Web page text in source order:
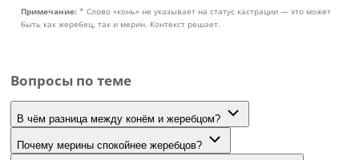
Примечание: * Слово «конь» не указывает на статус кастрации — это может
быть как жеребец, так и мерин. Контекст решает.
Вопросы по теме
В чём разница между конём и жеребцом?
Почему мерины спокойнее жеребцов?